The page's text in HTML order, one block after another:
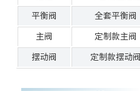
平衡阀 全套平衡阀
主阀 定制款主阀
摆动阀 定制款摆动阀